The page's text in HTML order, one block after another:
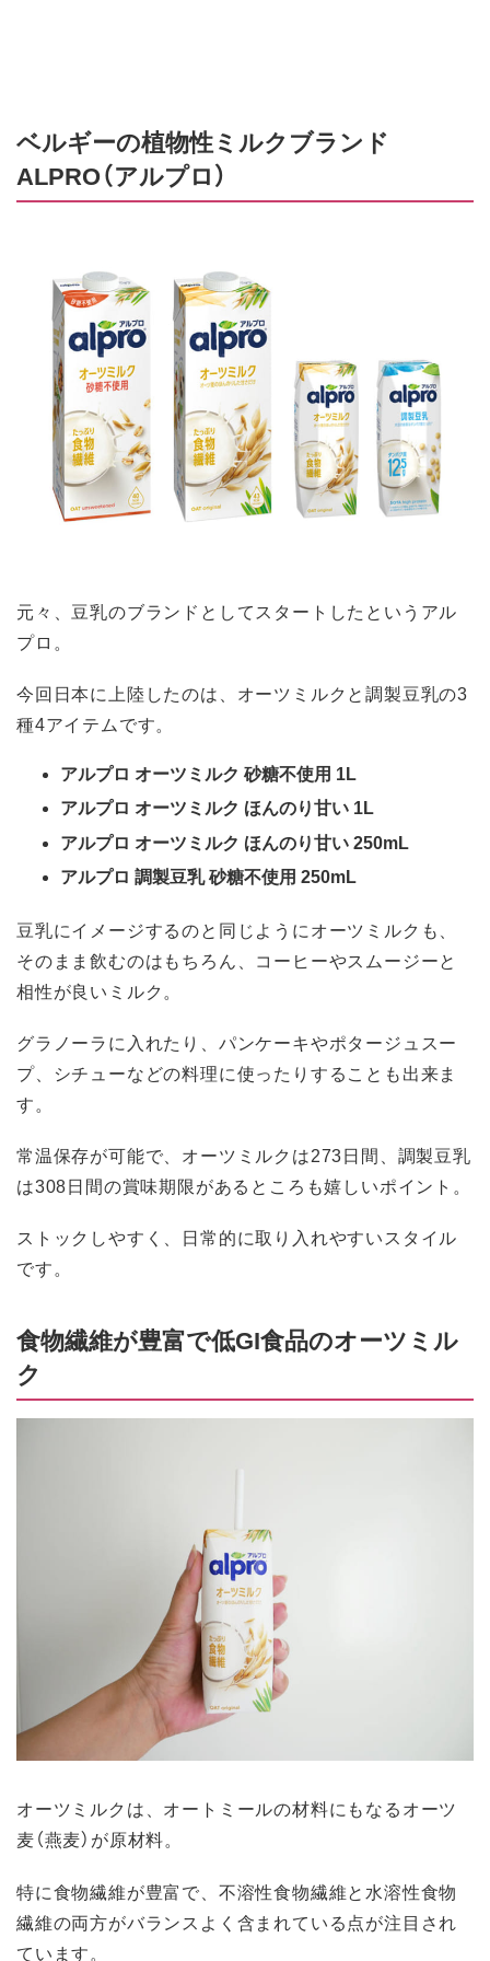
ベルギーの植物性ミルクブランド
ALPRO（アルプロ）
元々、豆乳のブランドとしてスタートしたというアル
プロ。
今回日本に上陸したのは、オーツミルクと調製豆乳の3
種4アイテムです。
アルプロ オーツミルク 砂糖不使用 1L
アルプロ オーツミルク ほんのり甘い 1L
アルプロ オーツミルク ほんのり甘い 250mL
アルプロ 調製豆乳 砂糖不使用 250mL
豆乳にイメージするのと同じようにオーツミルクも、
そのまま飲むのはもちろん、コーヒーやスムージーと
相性が良いミルク。
グラノーラに入れたり、パンケーキやポタージュスー
プ、シチューなどの料理に使ったりすることも出来ま
す。
常温保存が可能で、オーツミルクは273日間、調製豆乳
は308日間の賞味期限があるところも嬉しいポイント。
ストックしやすく、日常的に取り入れやすいスタイル
です。
食物繊維が豊富で低GI食品のオーツミル
ク
オーツミルクは、オートミールの材料にもなるオーツ
麦（燕麦）が原材料。
特に食物繊維が豊富で、不溶性食物繊維と水溶性食物
繊維の両方がバランスよく含まれている点が注目され
ています。